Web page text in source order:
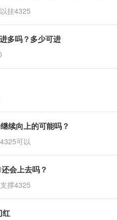
挂4325
多吗？多少可进
续向上的可能吗？
可以
会上去吗？
撑4325
红